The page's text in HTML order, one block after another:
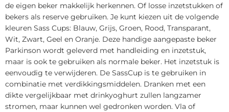
de eigen beker makkelijk herkennen. Of losse inzetstukken of
bekers als reserve gebruiken. Je kunt kiezen uit de volgende
kleuren Sass Cups: Blauw, Grijs, Groen, Rood, Transparant,
Wit, Zwart, Geel en Oranje. Deze handige aangepaste beker
Parkinson wordt geleverd met handleiding en inzetstuk,
maar is ook te gebruiken als normale beker. Het inzetstuk is
eenvoudig te verwijderen. De SassCup is te gebruiken in
combinatie met verdikkingsmiddelen. Dranken met een
dikte vergelijkbaar met drinkyoghurt zullen langzamer
stromen, maar kunnen wel gedronken worden. Vla of